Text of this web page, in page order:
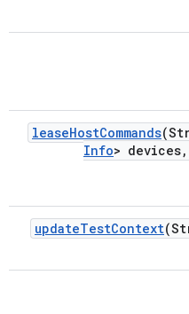
leaseHostCommands
Info> devices,
updateTestContext